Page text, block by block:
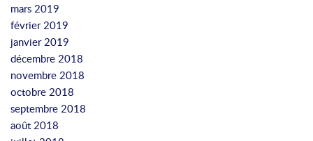
mars 2019
février 2019
janvier 2019
décembre 2018
novembre 2018
octobre 2018
septembre 2018
août 2018